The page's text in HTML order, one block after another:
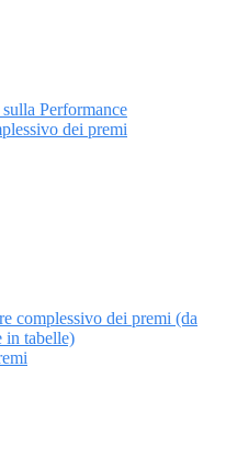
Performance
dei premi
complessivo dei premi (da
in tabelle)